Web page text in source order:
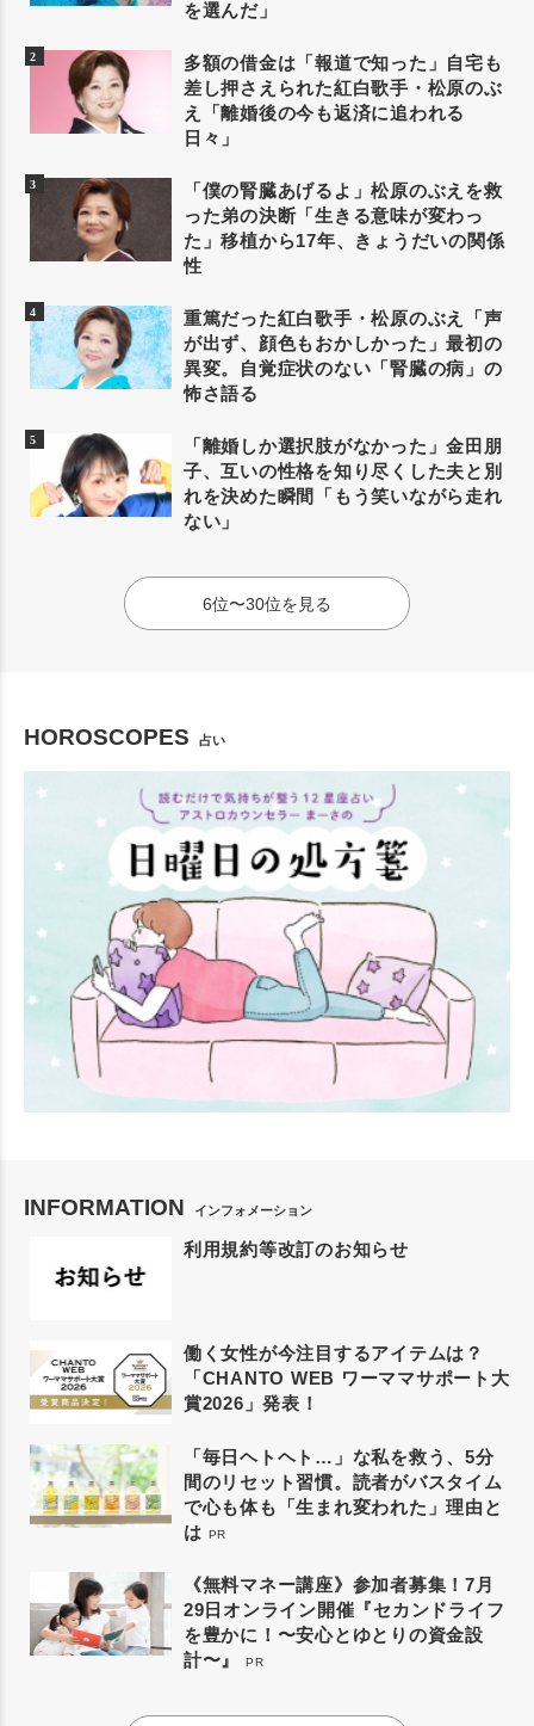
を選んだ」
多額の借金は「報道で知った」自宅も
差し押さえられた紅白歌手・松原のぶ
え「離婚後の今も返済に追われる
日々」
「僕の腎臓あげるよ」松原のぶえを救
った弟の決断「生きる意味が変わっ
た」移植から17年、きょうだいの関係
性
重篤だった紅白歌手・松原のぶえ「声
が出ず、顔色もおかしかった」最初の
異変。自覚症状のない「腎臓の病」の
怖さ語る
「離婚しか選択肢がなかった」金田朋
子、互いの性格を知り尽くした夫と別
れを決めた瞬間「もう笑いながら走れ
ない」
6位〜30位を見る
HOROSCOPES 占い
INFORMATION インフォメーション
利用規約等改訂のお知らせ
働く女性が今注目するアイテムは？
「CHANTO WEB ワーママサポート大
賞2026」発表！
「毎日ヘトヘト…」な私を救う、5分
間のリセット習慣。読者がバスタイム
で心も体も「生まれ変われた」理由と
は PR
《無料マネー講座》参加者募集！7月
29日オンライン開催『セカンドライフ
を豊かに！〜安心とゆとりの資金設
計〜』
PR